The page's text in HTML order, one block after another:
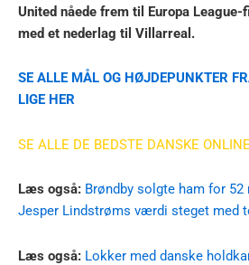
United nåede frem til Europa
med et nederlag til Villarreal.
SE ALLE MÅL OG HØJDEPUNKTER
LIGE HER
SE ALLE DE BEDSTE DANSKE
Læs også: Brøndby solgte ham for
Jesper Lindstrøms værdi steget med
Læs også: Lokker med danske